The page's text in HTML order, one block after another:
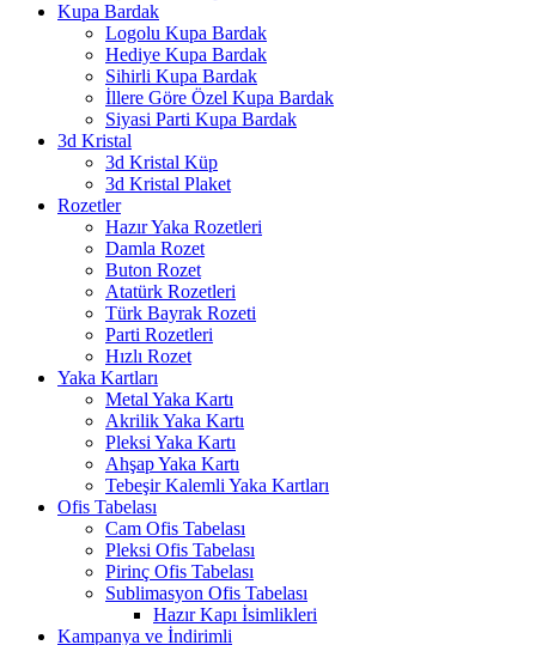
Kupa Bardak
Logolu Kupa Bardak
Hediye Kupa Bardak
Sihirli Kupa Bardak
İllere Göre Özel Kupa Bardak
Siyasi Parti Kupa Bardak
3d Kristal
3d Kristal Küp
3d Kristal Plaket
Rozetler
Hazır Yaka Rozetleri
Damla Rozet
Buton Rozet
Atatürk Rozetleri
Türk Bayrak Rozeti
Parti Rozetleri
Hızlı Rozet
Yaka Kartları
Metal Yaka Kartı
Akrilik Yaka Kartı
Pleksi Yaka Kartı
Ahşap Yaka Kartı
Tebeşir Kalemli Yaka Kartları
Ofis Tabelası
Cam Ofis Tabelası
Pleksi Ofis Tabelası
Pirinç Ofis Tabelası
Sublimasyon Ofis Tabelası
Hazır Kapı İsimlikleri
Kampanya ve İndirimli